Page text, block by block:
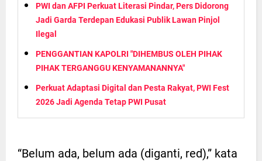
PWI dan AFPI Perkuat Literasi Pindar, Pers Didorong
Jadi Garda Terdepan Edukasi Publik Lawan Pinjol
Ilegal
PENGGANTIAN KAPOLRI "DIHEMBUS OLEH PIHAK
PIHAK TERGANGGU KENYAMANANNYA"
Perkuat Adaptasi Digital dan Pesta Rakyat, PWI Fest
2026 Jadi Agenda Tetap PWI Pusat
“Belum ada, belum ada (diganti, red),” kata